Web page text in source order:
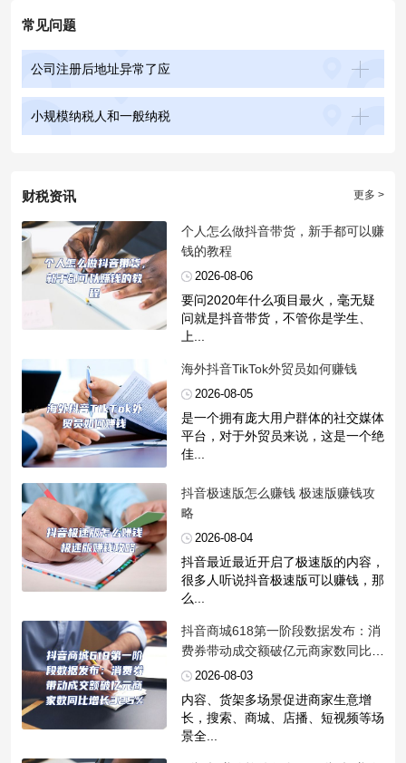
常见问题
公司注册后地址异常了应
小规模纳税人和一般纳税
更多 >
财税资讯
​个人怎么做抖音带货，新手都可以赚
钱的教程
2026-08-06
要问2020年什么项目最火，毫无疑
问就是抖音带货，不管你是学生、
上...
​海外抖音TikTok外贸员如何赚钱
2026-08-05
是一个拥有庞大用户群体的社交媒体
平台，对于外贸员来说，这是一个绝
佳...
​抖音极速版怎么赚钱 极速版赚钱攻
略
2026-08-04
抖音最近最近开启了极速版的内容，
很多人听说抖音极速版可以赚钱，那
么...
​抖音商城618第一阶段数据发布：消
费券带动成交额破亿元商家数同比增
长325%
2026-08-03
内容、货架多场景促进商家生意增
长，搜索、商城、店播、短视频等场
景全...